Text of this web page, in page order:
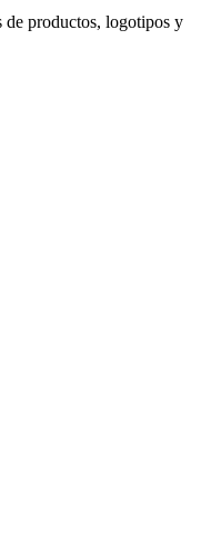
de productos, logotipos y